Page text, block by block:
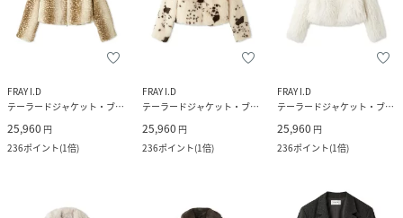
FRAY I.D
テーラードジャケット・ブレザー
25,960 円
236ポイント(1倍)
FRAY I.D
テーラードジャケット・ブレザー
25,960 円
236ポイント(1倍)
FRAY I.D
テーラードジャケット・ブレザー
25,960 円
236ポイント(1倍)